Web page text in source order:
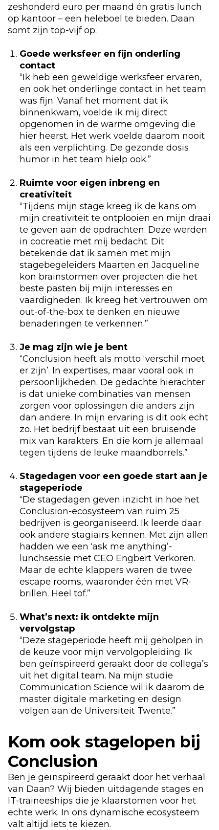
zeshonderd euro per maand én gratis lunch
op kantoor – een heleboel te bieden. Daan
somt zijn top-vijf op:
Goede werksfeer en fijn onderling
contact
“Ik heb een geweldige werksfeer ervaren,
en ook het onderlinge contact in het team
was fijn. Vanaf het moment dat ik
binnenkwam, voelde ik mij direct
opgenomen in de warme omgeving die
hier heerst. Het werk voelde daarom nooit
als een verplichting. De gezonde dosis
humor in het team hielp ook.”
Ruimte voor eigen inbreng en
creativiteit
“Tijdens mijn stage kreeg ik de kans om
mijn creativiteit te ontplooien en mijn draai
te geven aan de opdrachten. Deze werden
in cocreatie met mij bedacht. Dit
betekende dat ik samen met mijn
stagebegeleiders Maarten en Jacqueline
kon brainstormen over projecten die het
beste pasten bij mijn interesses en
vaardigheden. Ik kreeg het vertrouwen om
out-of-the-box te denken en nieuwe
benaderingen te verkennen.”
Je mag zijn wie je bent
“Conclusion heeft als motto ‘verschil moet
er zijn’. In expertises, maar vooral ook in
persoonlijkheden. De gedachte hierachter
is dat unieke combinaties van mensen
zorgen voor oplossingen die anders zijn
dan andere. In mijn ervaring is dit ook echt
zo. Het bedrijf bestaat uit een bruisende
mix van karakters. En die kom je allemaal
tegen tijdens de leuke maandborrels.”
Stagedagen voor een goede start aan je
stageperiode
“De stagedagen geven inzicht in hoe het
Conclusion-ecosysteem van ruim 25
bedrijven is georganiseerd. Ik leerde daar
ook andere stagiairs kennen. Met zijn allen
hadden we een ‘ask me anything’-
lunchsessie met CEO Engbert Verkoren.
Maar de echte klappers waren de twee
escape rooms, waaronder één met VR-
brillen. Heel tof.”
What’s next: ik ontdekte mijn
vervolgstap
“Deze stageperiode heeft mij geholpen in
de keuze voor mijn vervolgopleiding. Ik
ben geïnspireerd geraakt door de collega’s
uit het digital team. Na mijn studie
Communication Science wil ik daarom de
master digitale marketing en design
volgen aan de Universiteit Twente.”
Kom ook stagelopen bij
Conclusion
Ben je geïnspireerd geraakt door het verhaal
van Daan? Wij bieden uitdagende stages en
IT-traineeships die je klaarstomen voor het
echte werk. In ons dynamische ecosysteem
valt altijd iets te kiezen.